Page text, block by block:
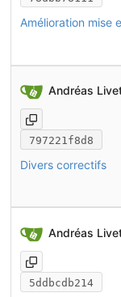
Amélioration mise
Andréas
797221f8d8
Divers correctifs
Andréas
5ddbcdb214